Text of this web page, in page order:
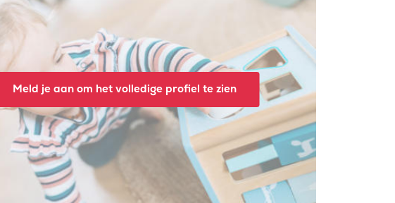
Meld je aan om het volledige profiel te zien